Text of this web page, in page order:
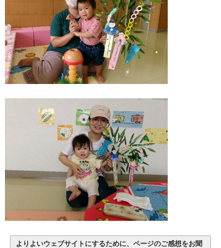
よりよいウェブサイトにするために、ページのご感想をお聞